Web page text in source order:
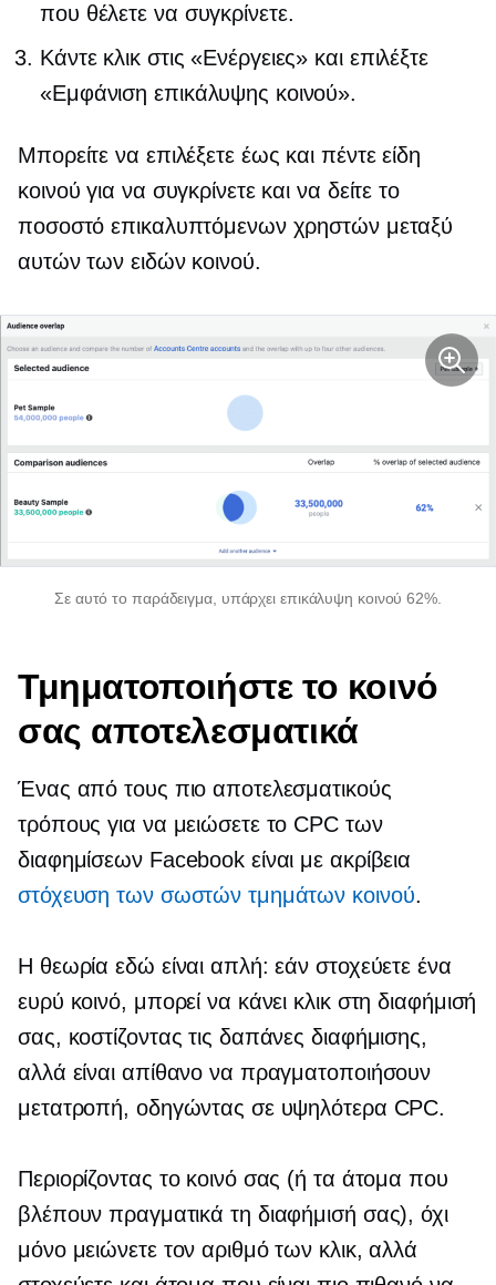
που θέλετε να συγκρίνετε.
Κάντε κλικ στις «Ενέργειες» και επιλέξτε
«Εμφάνιση επικάλυψης κοινού».
Μπορείτε να επιλέξετε έως και πέντε είδη
κοινού για να συγκρίνετε και να δείτε το
ποσοστό επικαλυπτόμενων χρηστών μεταξύ
αυτών των ειδών κοινού.
Σε αυτό το παράδειγμα, υπάρχει επικάλυψη κοινού 62%.
Τμηματοποιήστε το κοινό
σας αποτελεσματικά
Ένας από τους πιο αποτελεσματικούς
τρόπους για να μειώσετε το CPC των
διαφημίσεων Facebook είναι με ακρίβεια
στόχευση των σωστών τμημάτων κοινού.
Η θεωρία εδώ είναι απλή: εάν στοχεύετε ένα
ευρύ κοινό, μπορεί να κάνει κλικ στη διαφήμισή
σας, κοστίζοντας τις δαπάνες διαφήμισης,
αλλά είναι απίθανο να πραγματοποιήσουν
μετατροπή, οδηγώντας σε υψηλότερα CPC.
Περιορίζοντας το κοινό σας (ή τα άτομα που
βλέπουν πραγματικά τη διαφήμισή σας), όχι
μόνο μειώνετε τον αριθμό των κλικ, αλλά